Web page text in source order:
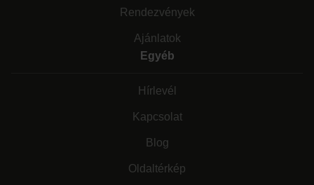
Rendezvények
Ajánlatok
Egyéb
Hírlevél
Kapcsolat
Blog
Oldaltérkép